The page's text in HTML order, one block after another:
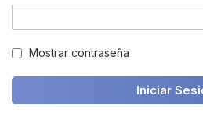
Mostrar contraseña
Iniciar